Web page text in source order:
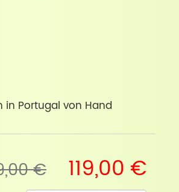
in Portugal von Hand
€ 119,00 €